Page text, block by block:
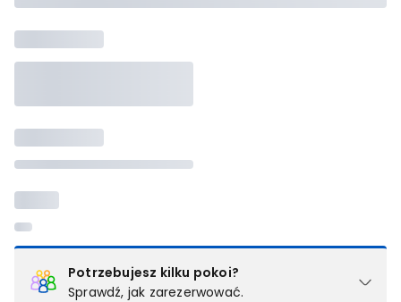
Potrzebujesz kilku pokoi?
Sprawdź, jak zarezerwować.